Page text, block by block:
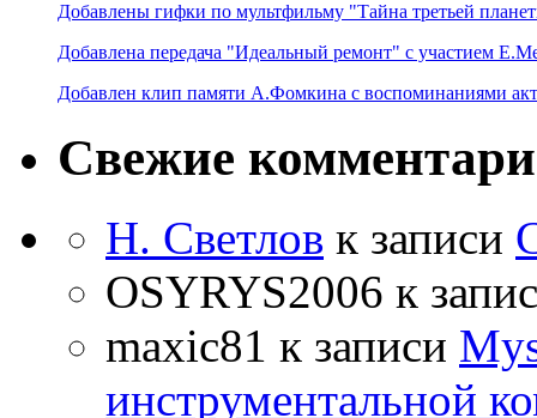
Добавлены гифки по мультфильму "Тайна третьей
Добавлена передача "Идеальный ремонт" с участием
Добавлен клип памяти А.Фомкина с воспоминаниями
Свежие
Н. Светлов к записи
OSYRYS2006 к
maxic81 к записи
инструментальной